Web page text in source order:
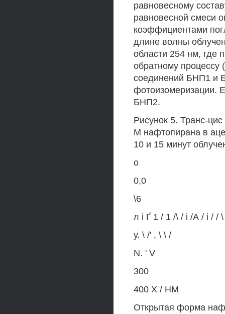
равновесному
равновесной смеси
коэффициентами
длине волны
области 254 нм, где
обратному процессу
соединений БНП1 и
фотоизомеризации.
БНП2.
Рисунок 5. Транс-
М нафтопирана в
10 и 15 минут
о
0,0
\6
л і Ґ 1 / 1 /\ / і /А / і / /
у. \ /' , \ \ /
N. ' V
300
400 X / НМ
Открытая форма